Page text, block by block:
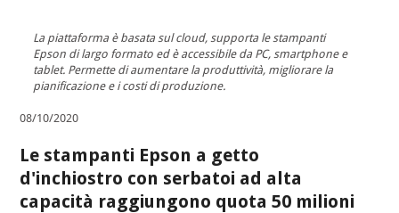
La piattaforma è basata sul cloud, supporta le stampanti
Epson di largo formato ed è accessibile da PC, smartphone e
tablet. Permette di aumentare la produttività, migliorare la
pianificazione e i costi di produzione.
08/10/2020
Le stampanti Epson a getto
d'inchiostro con serbatoi ad alta
capacità raggiungono quota 50 milioni